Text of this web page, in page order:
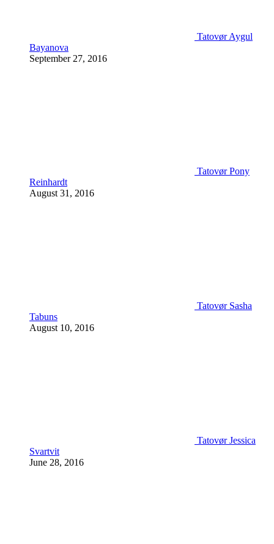
Tatovør Aygul
Bayanova
September 27, 2016
Tatovør Pony
Reinhardt
August 31, 2016
Tatovør Sasha
Tabuns
August 10, 2016
Tatovør Jessica
Svartvit
June 28, 2016